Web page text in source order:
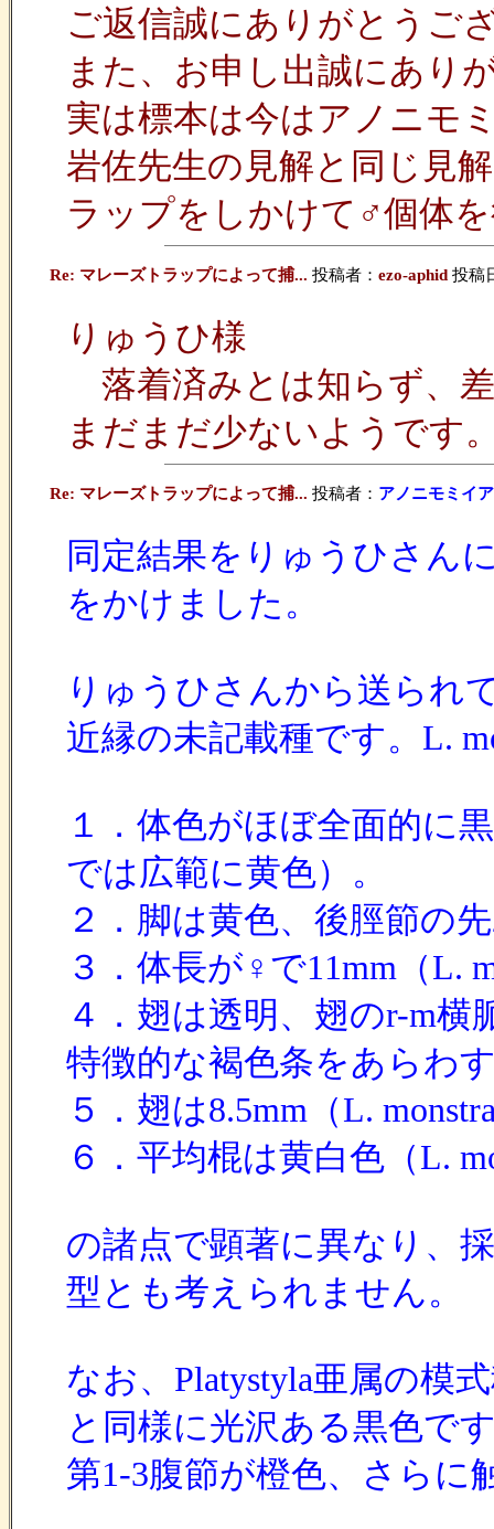
ご返信誠にありがとうご
また、お申し出誠にあり
実は標本は今はアノニモ
岩佐先生の見解と同じ見
ラップをしかけて♂個体
Re: マレーズトラップによって捕... 投稿者： ezo-aphid 投稿
りゅうひ様
落着済みとは知らず、
まだまだ少ないようです
Re: マレーズトラップによって捕... 投稿者： アノニモミイア
同定結果をりゅうひさん
をかけました。
りゅうひさんから送られ
近縁の未記載種です。L.
１．体色がほぼ全面的に
では広範に黄色）。
２．脚は黄色、後脛節の
３．体長が♀で11mm（L.
４．翅は透明、翅のr-m
特徴的な褐色条をあらわ
５．翅は8.5mm（L.
６．平均棍は黄白色（L.
の諸点で顕著に異なり、
型とも考えられません。
なお、Platystyla亜属の模
と同様に光沢ある黒色で
第1-3腹節が橙色、さらに